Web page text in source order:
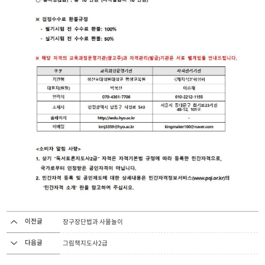
이전글 장구장단법과 사물놀이
다음글 그림책지도사2급